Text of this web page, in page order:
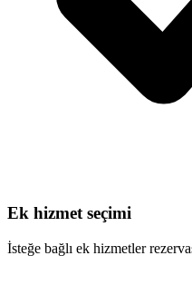
Ek hizmet seçimi
İsteğe bağlı ek hizmetler